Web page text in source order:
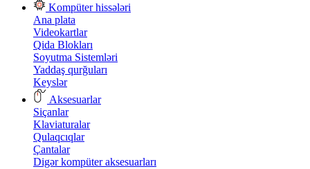
Kompüter hissələri
Ana plata
Videokartlar
Qida Blokları
Soyutma Sistemləri
Yaddaş qurğuları
Keyslər
Aksesuarlar
Siçanlar
Klaviaturalar
Qulaqcıqlar
Çantalar
Digər kompüter aksesuarları